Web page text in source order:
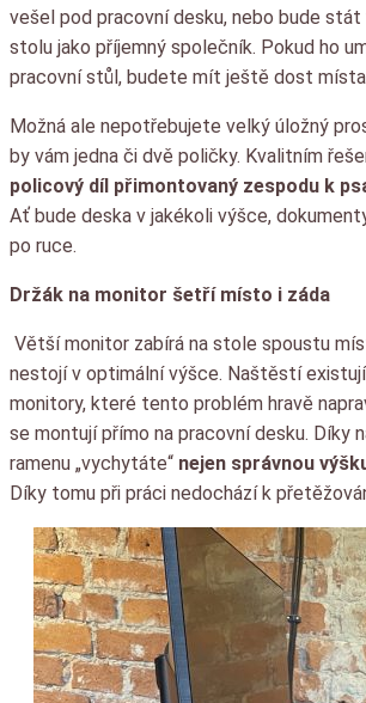
vešel pod pracovní desku, nebo bude stát
stolu jako příjemný společník. Pokud ho
pracovní stůl, budete mít ještě dost místa
Možná ale nepotřebujete velký úložný
by vám jedna či dvě poličky. Kvalitním
policový díl přimontovaný zespodu k
Ať bude deska v jakékoli výšce,
po ruce.
Držák na monitor šetří místo i záda
Větší monitor zabírá na stole spoustu
nestojí v optimální výšce. Naštěstí
monitory, které tento problém hravě
se montují přímo na pracovní desku. Díky
ramenu „vychytáte“ nejen správnou
Díky tomu při práci nedochází k